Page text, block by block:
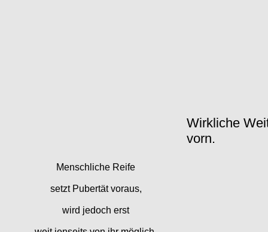
Wirkliche
vorn.
Menschliche Reife
setzt Pubertät voraus,
wird jedoch erst